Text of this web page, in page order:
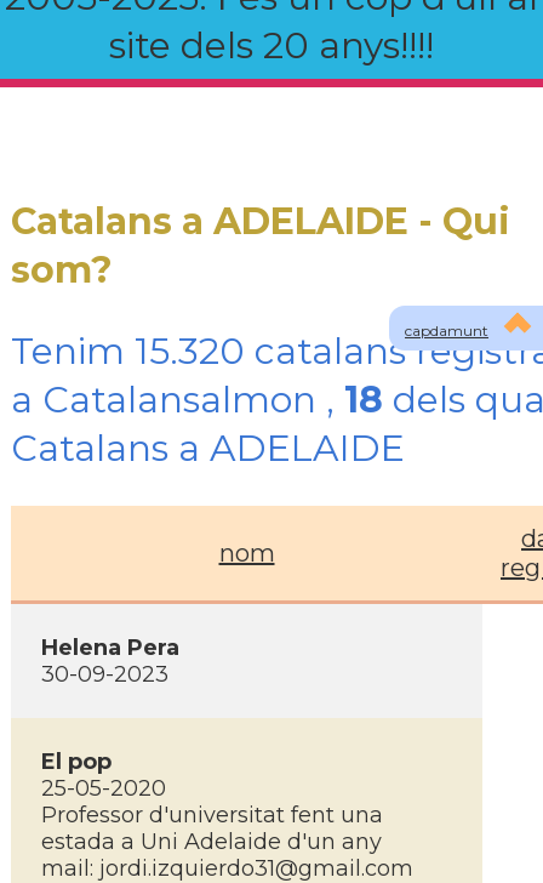
site dels 20 anys!!!!
capdamunt
Catalans a ADELAIDE - Qui
som?
Tenim 15.320 catalans
a Catalansalmon , 18 dels
Catalans a ADELAIDE
nom
Helena Pera
30-09-2023
El pop
25-05-2020
Professor d'universitat fent una
estada a Uni Adelaide d'un any
mail: jordi.izquierdo31@gmail.com